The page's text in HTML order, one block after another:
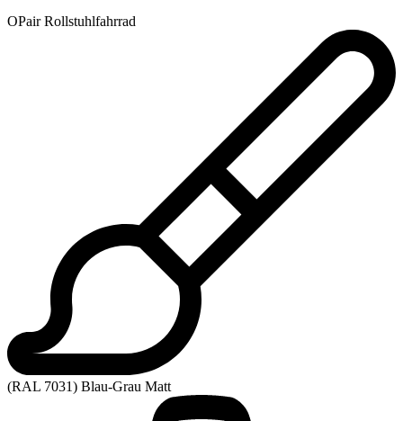
OPair Rollstuhlfahrrad
(RAL 7031) Blau-Grau Matt